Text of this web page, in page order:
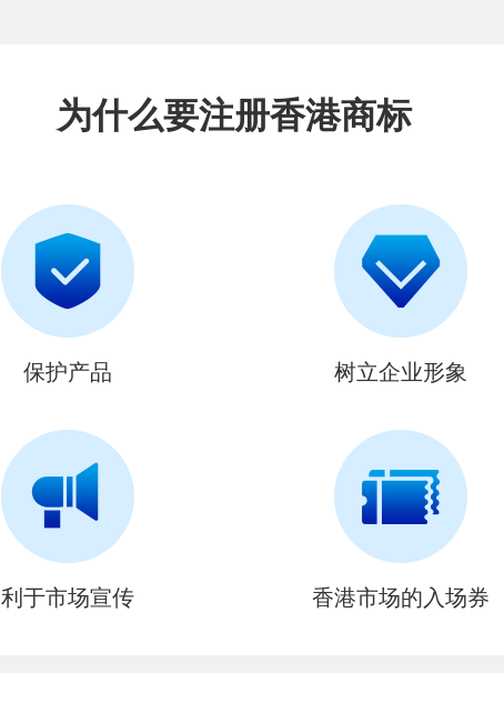
为什么要注册香港商标
保护产品 树立企业形象
利于市场宣传 香港市场的入场券